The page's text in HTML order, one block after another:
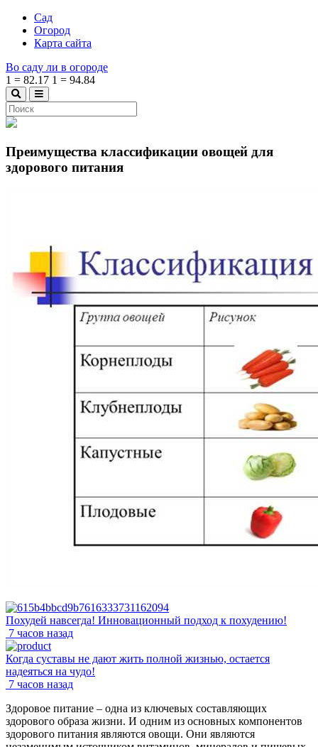
Сад
Огород
Карта сайта
Во саду ли в огороде
1 = 82.17 1 = 94.84
Преимущества классификации овощей для
здорового питания
Похудей навсегда! Инновационный подход к похудению!
7 часов назад
Когда суставы не дают жить полной жизнью, остается
надеяться на чудо!
7 часов назад
Здоровое питание – одна из ключевых составляющих
здорового образа жизни. И одним из основных компонентов
здорового питания являются овощи. Они являются